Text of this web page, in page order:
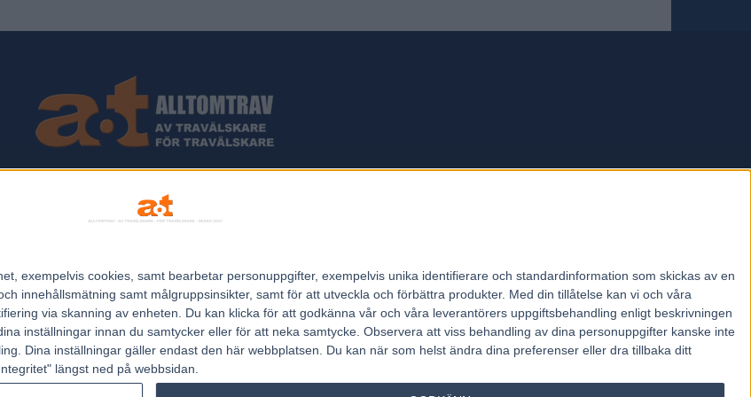
exempelvis cookies, samt bearbetar personuppgifter, exempelvis unika identifierare och standardinformation som skickas av en
innehållsmätning samt målgruppsinsikter, samt för att utveckla och förbättra produkter. Med din tillåtelse kan vi och våra
via skanning av enheten. Du kan klicka för att godkänna vår och våra leverantörers uppgiftsbehandling enligt beskrivningen
inställningar innan du samtycker eller för att neka samtycke. Observera att viss behandling av dina personuppgifter kanske inte
Dina inställningar gäller endast den här webbplatsen. Du kan när som helst ändra dina preferenser eller dra tillbaka ditt
längst ned på webbsidan.
Om Trav - För Travälskare - Av Travälskare - sedan 2005.
Kontakta oss:kontakt@regemedia.se